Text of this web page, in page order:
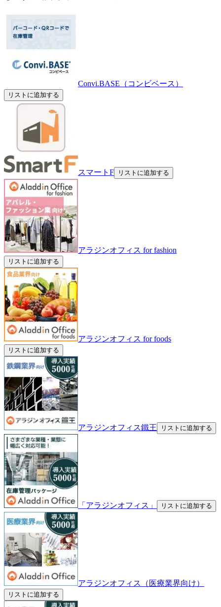
Convi.BASE（コンビベース）
リストに追加する
スマートF リストに追加する
アラジンオフィス for fashion
リストに追加する
アラジンオフィス for foods
リストに追加する
アラジンオフィス鐵王 リストに追加する
「アラジンオフィス」 リストに追加する
アラジンオフィス（医療業界向け）
リストに追加する